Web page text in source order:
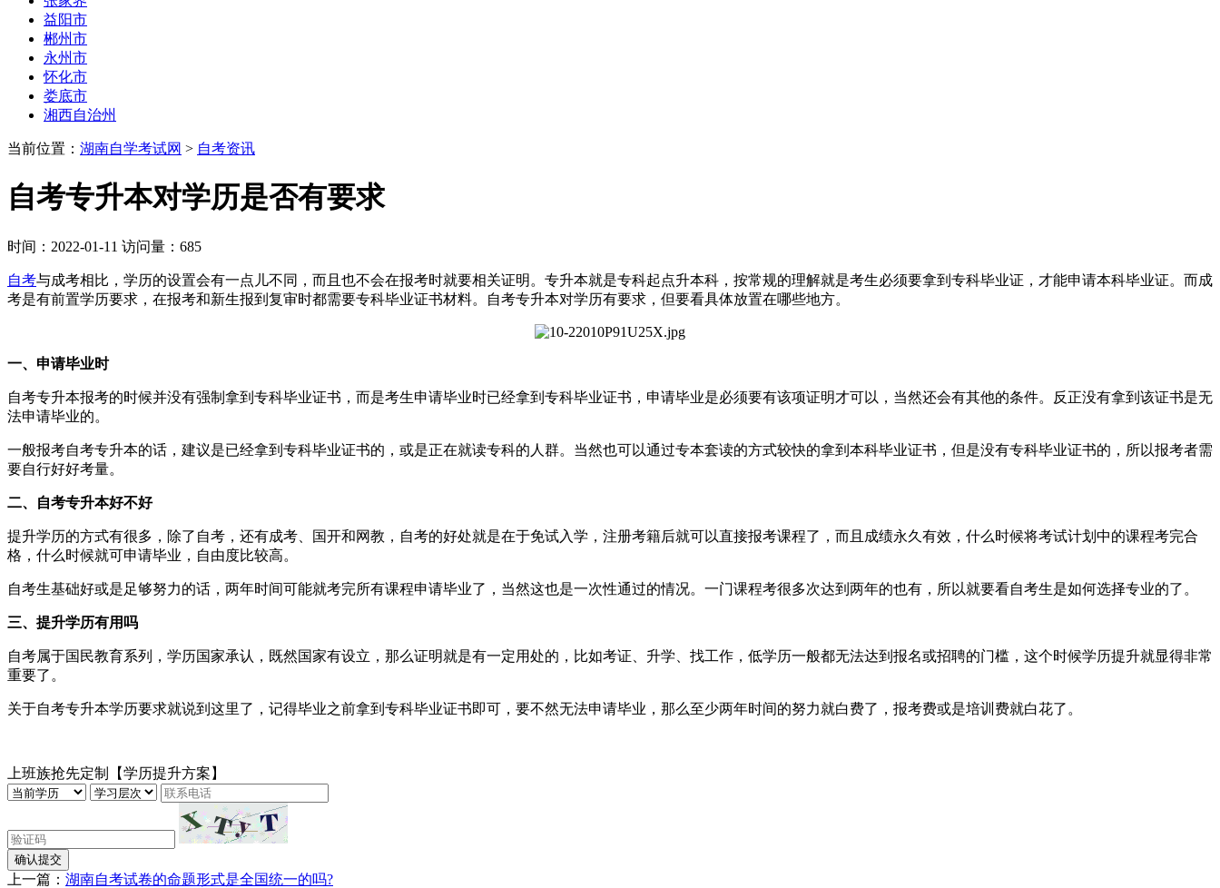
益阳市
郴州市
永州市
怀化市
娄底市
湘西自治州
当前位置： 湖南自学考试网 > 自考资讯
自考专升本对学历是否有要求
时间：2022-01-11 访问量：685
自考与成考相比，学历的设置会有一点儿不同，而且也不会在报考时就要相关证明。专升本就是专科起点升本科，按常规的理解就是考生必须要拿到专科毕业证，才能申请本科毕业证。而成
考是有前置学历要求，在报考和新生报到复审时都需要专科毕业证书材料。自考专升本对学历有要求，但要看具体放置在哪些地方。
一、申请毕业时
自考专升本报考的时候并没有强制拿到专科毕业证书，而是考生申请毕业时已经拿到专科毕业证书，申请毕业是必须要有该项证明才可以，当然还会有其他的条件。反正没有拿到该证书是无
法申请毕业的。
一般报考自考专升本的话，建议是已经拿到专科毕业证书的，或是正在就读专科的人群。当然也可以通过专本套读的方式较快的拿到本科毕业证书，但是没有专科毕业证书的，所以报考者需
要自行好好考量。
二、自考专升本好不好
提升学历的方式有很多，除了自考，还有成考、国开和网教，自考的好处就是在于免试入学，注册考籍后就可以直接报考课程了，而且成绩永久有效，什么时候将考试计划中的课程考完合
格，什么时候就可申请毕业，自由度比较高。
自考生基础好或是足够努力的话，两年时间可能就考完所有课程申请毕业了，当然这也是一次性通过的情况。一门课程考很多次达到两年的也有，所以就要看自考生是如何选择专业的了。
三、提升学历有用吗
自考属于国民教育系列，学历国家承认，既然国家有设立，那么证明就是有一定用处的，比如考证、升学、找工作，低学历一般都无法达到报名或招聘的门槛，这个时候学历提升就显得非常
重要了。
关于自考专升本学历要求就说到这里了，记得毕业之前拿到专科毕业证书即可，要不然无法申请毕业，那么至少两年时间的努力就白费了，报考费或是培训费就白花了。
上班族抢先定制【学历提升方案】
确认提交
上一篇： 湖南自考试卷的命题形式是全国统一的吗?